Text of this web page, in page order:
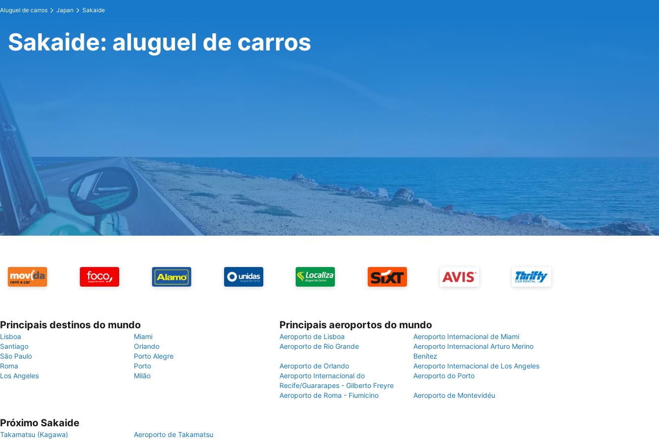
Aluguel de carros Japan Sakaide
Sakaide: aluguel de carros
Principais destinos do mundo
Lisboa
Miami
Santiago
Orlando
São Paulo
Porto Alegre
Roma
Porto
Los Angeles
Milão
Principais aeroportos do mundo
Aeroporto de Lisboa
Aeroporto Internacional de Miami
Aeroporto de Rio Grande
Aeroporto Internacional Arturo Merino
Benítez
Aeroporto de Orlando
Aeroporto Internacional de Los Angeles
Aeroporto Internacional do
Recife/Guararapes - Gilberto Freyre
Aeroporto do Porto
Aeroporto de Roma - Fiumicino Aeroporto de Montevidéu
Próximo Sakaide
Takamatsu (Kagawa) Aeroporto de Takamatsu